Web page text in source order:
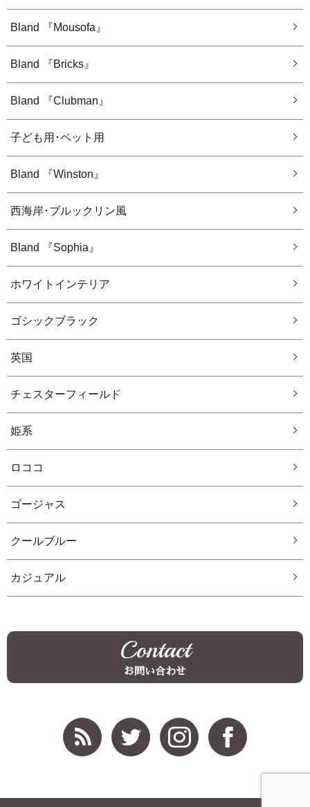
Bland 『Mousofa』
Bland 『Bricks』
Bland 『Clubman』
子ども用･ペット用
Bland 『Winston』
西海岸･ブルックリン風
Bland 『Sophia』
ホワイトインテリア
ゴシックブラック
英国
チェスターフィールド
姫系
ロココ
ゴージャス
クールブルー
カジュアル
Contact
お問い合わせ